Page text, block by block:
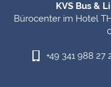
KVS Bus &
Bürocenter im Hotel
+49 341 988 27